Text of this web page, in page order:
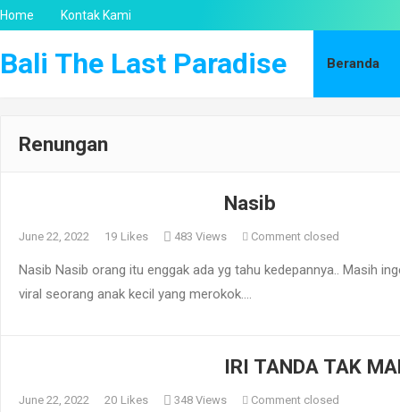
Home Kontak Kami
Bali The Last Paradise Beranda
Renungan
Nasib
June 22, 2022 19 Likes 483 Views Comment closed
Nasib Nasib orang itu enggak ada yg tahu kedepannya.. Masih
viral seorang anak kecil yang merokok.…
IRI TANDA TAK
June 22, 2022 20 Likes 348 Views Comment closed